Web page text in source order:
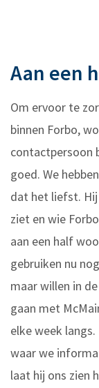
Aan een
Om ervoor te
binnen Forbo,
contactpersoon
goed. We
dat het liefst.
ziet en wie
aan een half
gebruiken nu
maar willen in
gaan met
elke week
waar we
laat hij ons zien